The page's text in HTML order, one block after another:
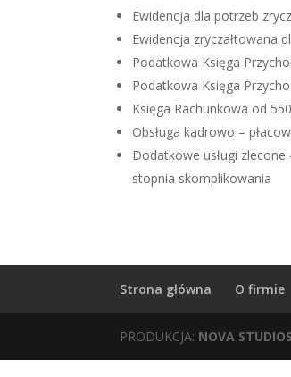
Ewidencja dla potrzeb
Ewidencja zryczałtowana
Podatkowa Księga
Podatkowa Księga
Księga Rachunkowa od
Obsługa kadrowo –
Dodatkowe usługi
stopnia skomplikowania
Strona główna O firmie
PRODUKCJA: NOVA STUDIOS